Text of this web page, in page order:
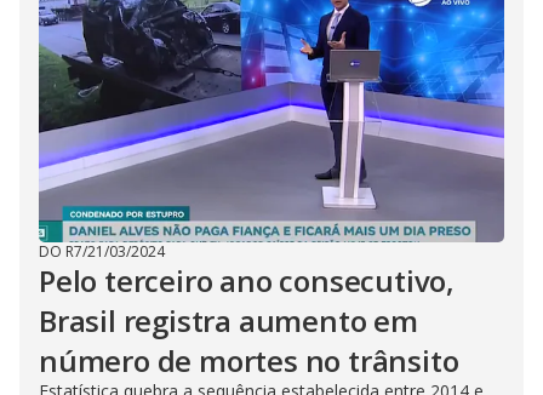
DO R7/21/03/2024
Pelo terceiro ano consecutivo,
Brasil registra aumento em
número de mortes no trânsito